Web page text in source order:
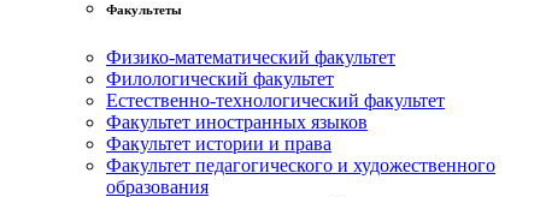
Факультеты
Физико-математический факультет
Филологический факультет
Естественно-технологический факультет
Факультет иностранных языков
Факультет истории и права
Факультет педагогического и художественного
образования